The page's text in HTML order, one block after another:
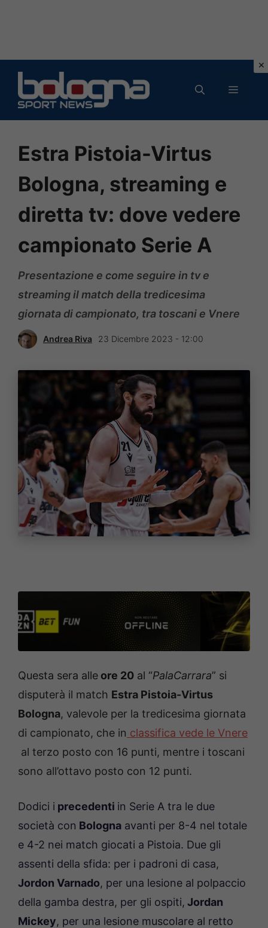
contenuto
MENU
Estra Pistoia-Virtus
Bologna, streaming e
diretta tv: dove vedere
campionato Serie A
Presentazione e come seguire in tv e
streaming il match della tredicesima
giornata di campionato, tra toscani e Vnere
Andrea Riva 23 Dicembre 2023 - 12:00
Questa sera alle ore 20 al “PalaCarrara” si
disputerà il match Estra Pistoia-Virtus
Bologna, valevole per la tredicesima giornata
di campionato, che in classifica vede le Vnere
al terzo posto con 16 punti, mentre i toscani
sono all’ottavo posto con 12 punti.
Dodici i precedenti in Serie A tra le due
società con Bologna avanti per 8-4 nel totale
e 4-2 nei match giocati a Pistoia. Due gli
assenti della sfida: per i padroni di casa,
Jordon Varnado, per una lesione al polpaccio
della gamba destra, per gli ospiti, Jordan
Mickey, per una lesione muscolare al retto